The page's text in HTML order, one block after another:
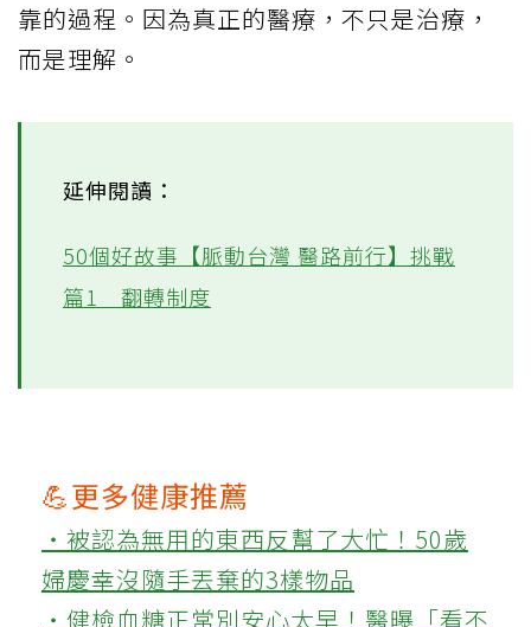
靠的過程。因為真正的醫療，不只是治療，
而是理解。
延伸閱讀：
50個好故事【脈動台灣 醫路前行】挑戰
篇1＿翻轉制度
💪更多健康推薦
‧被認為無用的東西反幫了大忙！50歲
婦慶幸沒隨手丟棄的3樣物品
‧健檢血糖正常別安心太早！醫曝「看不